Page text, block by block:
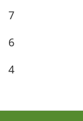
7
6
4